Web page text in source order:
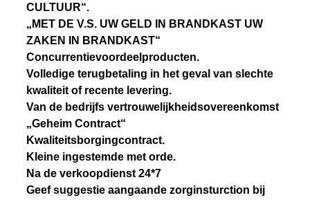
CULTUUR“.
„MET DE V.S. UW GELD IN BRANDKAST UW
ZAKEN IN BRANDKAST“
Concurrentievoordeelproducten.
Volledige terugbetaling in het geval van slechte
kwaliteit of recente levering.
Van de bedrijfs vertrouwelijkheidsovereenkomst
„Geheim Contract“
Kwaliteitsborgingcontract.
Kleine ingestemde met orde.
Na de verkoopdienst 24*7
Geef suggestie aangaande zorginsturction bij